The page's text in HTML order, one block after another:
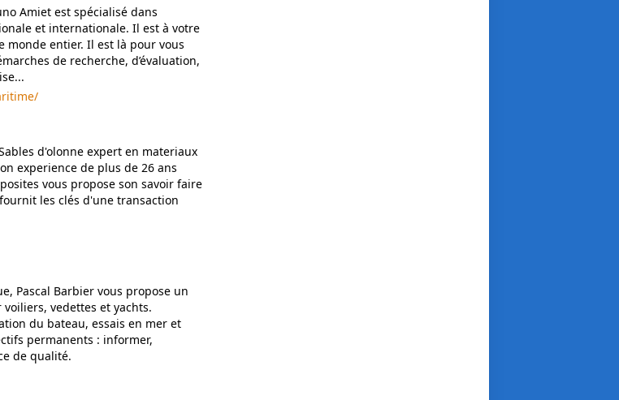
Amiet est spécialisé dans
et internationale. Il est à votre
monde entier. Il est là pour vous
de recherche, d’évaluation,
d'olonne expert en materiaux
experience de plus de 26 ans
vous propose son savoir faire
les clés d'une transaction
Pascal Barbier vous propose un
vedettes et yachts.
du bateau, essais en mer et
permanents : informer,
de qualité.